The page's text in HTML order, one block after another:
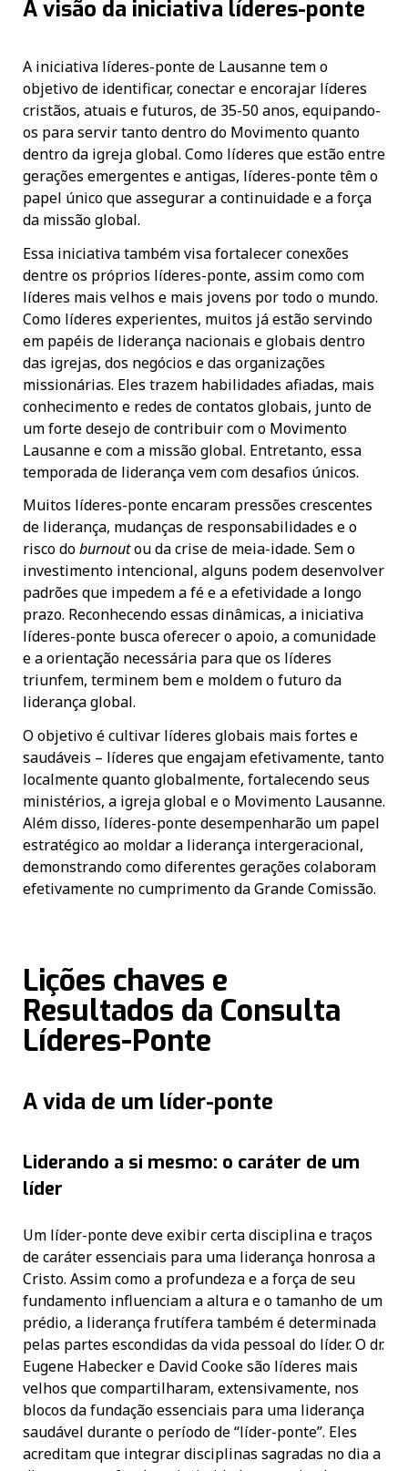
A visão da iniciativa líderes-ponte
A iniciativa líderes-ponte de Lausanne tem o
objetivo de identificar, conectar e encorajar líderes
cristãos, atuais e futuros, de 35-50 anos, equipando-
os para servir tanto dentro do Movimento quanto
dentro da igreja global. Como líderes que estão entre
gerações emergentes e antigas, líderes-ponte têm o
papel único que assegurar a continuidade e a força
da missão global.
Essa iniciativa também visa fortalecer conexões
dentre os próprios líderes-ponte, assim como com
líderes mais velhos e mais jovens por todo o mundo.
Como líderes experientes, muitos já estão servindo
em papéis de liderança nacionais e globais dentro
das igrejas, dos negócios e das organizações
missionárias. Eles trazem habilidades afiadas, mais
conhecimento e redes de contatos globais, junto de
um forte desejo de contribuir com o Movimento
Lausanne e com a missão global. Entretanto, essa
temporada de liderança vem com desafios únicos.
Muitos líderes-ponte encaram pressões crescentes
de liderança, mudanças de responsabilidades e o
risco doburnoutou da crise de meia-idade. Sem o
investimento intencional, alguns podem desenvolver
padrões que impedem a fé e a efetividade a longo
prazo. Reconhecendo essas dinâmicas, a iniciativa
líderes-ponte busca oferecer o apoio, a comunidade
e a orientação necessária para que os líderes
triunfem, terminem bem e moldem o futuro da
liderança global.
O objetivo é cultivar líderes globais mais fortes e
saudáveis – líderes que engajam efetivamente, tanto
localmente quanto globalmente, fortalecendo seus
ministérios, a igreja global e o Movimento Lausanne.
Além disso, líderes-ponte desempenharão um papel
estratégico ao moldar a liderança intergeracional,
demonstrando como diferentes gerações colaboram
efetivamente no cumprimento da Grande Comissão.
Lições chaves e
Resultados da Consulta
Líderes-Ponte
A vida de um líder-ponte
Liderando a si mesmo: o caráter de um
líder
Um líder-ponte deve exibir certa disciplina e traços
de caráter essenciais para uma liderança honrosa a
Cristo. Assim como a profundeza e a força de seu
fundamento influenciam a altura e o tamanho de um
prédio, a liderança frutífera também é determinada
pelas partes escondidas da vida pessoal do líder. O dr.
Eugene Habecker e David Cooke são líderes mais
velhos que compartilharam, extensivamente, nos
blocos da fundação essenciais para uma liderança
saudável durante o período de “líder-ponte”. Eles
acreditam que integrar disciplinas sagradas no dia a